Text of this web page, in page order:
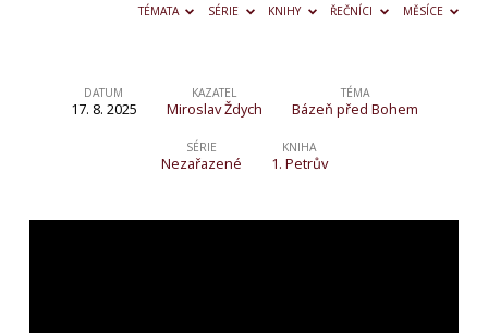
TÉMATA
SÉRIE KNIHY ŘEČNÍCI MĚSÍCE
Prožijte
svého
DATUM
17. 8. 2025
KAZATEL
Miroslav Ždych
TÉMA
Bázeň před Bohem
SÉRIE
Nezařazené
KNIHA
1. Petrův